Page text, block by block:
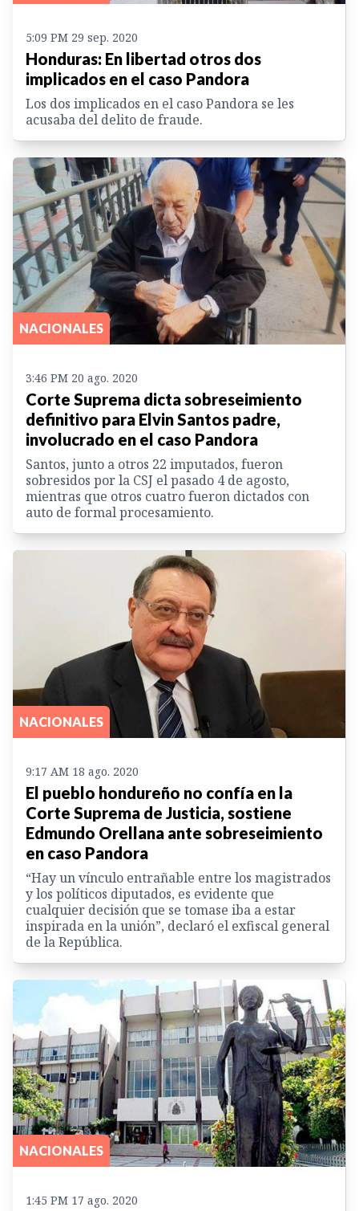
5:09 PM 29 sep. 2020
Honduras: En libertad otros dos
implicados en el caso Pandora
Los dos implicados en el caso Pandora se les
acusaba del delito de fraude.
NACIONALES
3:46 PM 20 ago. 2020
Corte Suprema dicta sobreseimiento
definitivo para Elvin Santos padre,
involucrado en el caso Pandora
Santos, junto a otros 22 imputados, fueron
sobresidos por la CSJ el pasado 4 de agosto,
mientras que otros cuatro fueron dictados con
auto de formal procesamiento.
NACIONALES
9:17 AM 18 ago. 2020
El pueblo hondureño no confía en la
Corte Suprema de Justicia, sostiene
Edmundo Orellana ante sobreseimiento
en caso Pandora
“Hay un vínculo entrañable entre los magistrados
y los políticos diputados, es evidente que
cualquier decisión que se tomase iba a estar
inspirada en la unión”, declaró el exfiscal general
de la República.
NACIONALES
1:45 PM 17 ago. 2020